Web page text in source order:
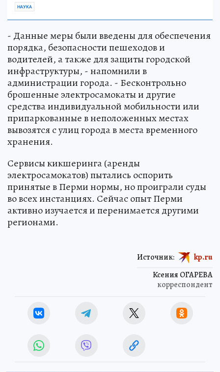
НАУКА
- Данные меры были введены для обеспечения
порядка, безопасности пешеходов и
водителей, а также для защиты городской
инфраструктуры, - напомнили в
администрации города. - Бесконтрольно
брошенные электросамокаты и другие
средства индивидуальной мобильности или
припаркованные в неположенных местах
вывозятся с улиц города в места временного
хранения.
Сервисы кикшеринга (аренды
электросамокатов) пытались оспорить
принятые в Перми нормы, но проиграли суды
во всех инстанциях. Сейчас опыт Перми
активно изучается и перенимается другими
регионами.
Ксения ОГАРЕВА
корреспондент
Источник: kp.ru